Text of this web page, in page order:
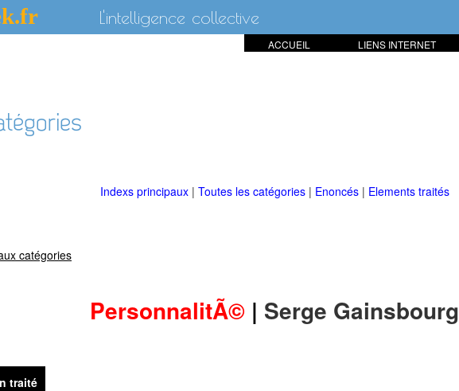
L'intelligence collective
LIENS INTERNET
ACCUEIL
Indexs principaux | Toutes les catégories | Enoncés | Elements traités
catégories
PersonnalitÃ© | Serge Gainsbourg
traité